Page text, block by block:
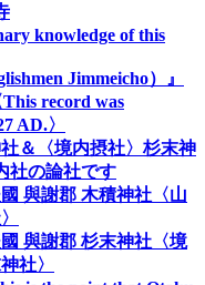
knowledge of this
Jimmeicho）』
record was
AD.〉
＆〈境内摂社〉杉末神
の論社です
與謝郡 木積神社〈山
與謝郡 杉末神社〈境
社〉